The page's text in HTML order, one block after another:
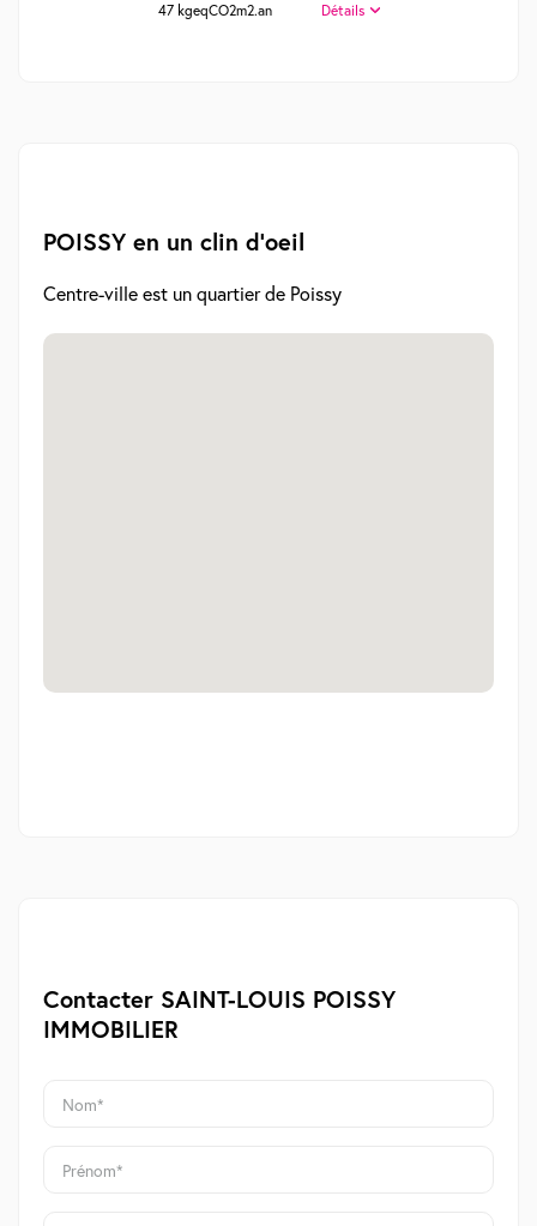
47 kgeqCO2m2.an Détails
POISSY en un clin d'oeil
Centre-ville est un quartier de Poissy
Contacter SAINT-LOUIS POISSY
IMMOBILIER